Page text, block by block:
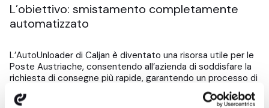
L’obiettivo: smistamento completamente
automatizzato
L’AutoUnloader di Caljan è diventato una risorsa utile per le
Poste Austriache, consentendo all’azienda di soddisfare la
richiesta di consegne più rapide, garantendo un processo di
scarico delicato e migliorando le condizioni di lavoro dei
dipendenti.